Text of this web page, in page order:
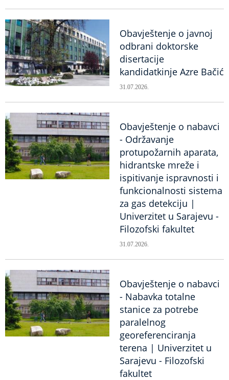
Obavještenje o javnoj
odbrani doktorske
disertacije
kandidatkinje Azre Bačić
31.07.2026.
Obavještenje o nabavci
- Održavanje
protupožarnih aparata,
hidrantske mreže i
ispitivanje ispravnosti i
funkcionalnosti sistema
za gas detekciju |
Univerzitet u Sarajevu -
Filozofski fakultet
31.07.2026.
Obavještenje o nabavci
- Nabavka totalne
stanice za potrebe
paralelnog
georeferenciranja
terena | Univerzitet u
Sarajevu - Filozofski
fakultet